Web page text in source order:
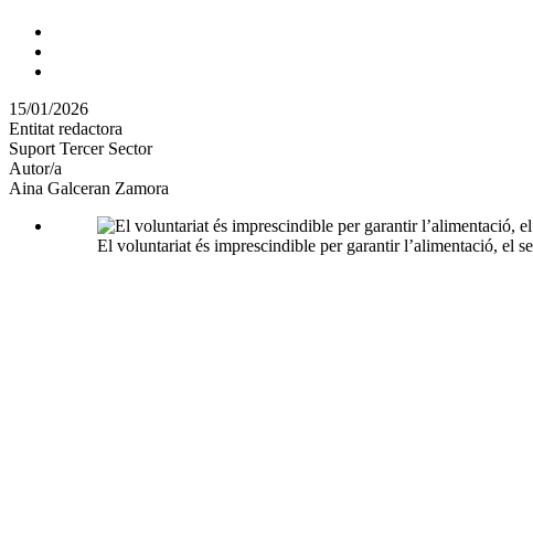
Comparteix
altres
xarxes
socials
15/01/2026
Entitat redactora
Suport Tercer Sector
Autor/a
Aina Galceran Zamora
El voluntariat és imprescindible per garantir l’alimentació, el